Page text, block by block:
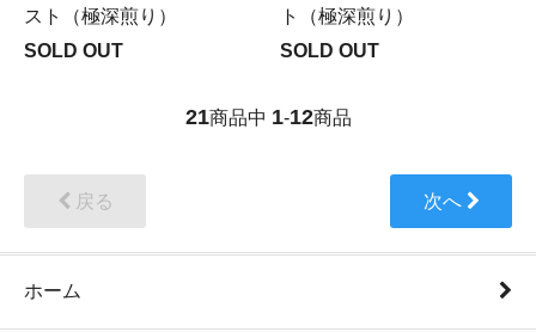
スト（極深煎り）
SOLD OUT
ト（極深煎り）
SOLD OUT
21商品中 1-12商品
戻る 次へ
ホーム